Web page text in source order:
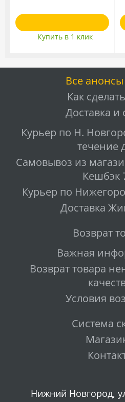
Купить в 1 клик
Все
Как
Доставка и
Курьер по Н.
течение
Самовывоз из
Кешбэк
Курьер по
Доставка
Возврат
Важная
Возврат товара
Условия
Система
Нижний Новгород,